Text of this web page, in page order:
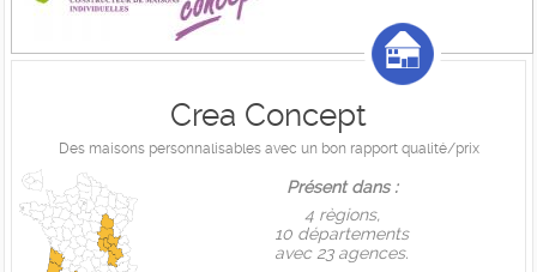
Crea Concept
Des maisons personnalisables avec un bon rapport qualité/prix
Présent dans :
4 règions,
10 départements
avec 23 agences.